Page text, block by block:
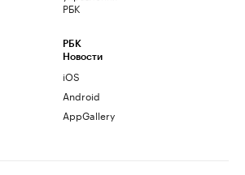
РБК
РБК
Новости
iOS
Android
AppGallery